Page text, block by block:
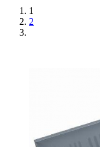
1
2